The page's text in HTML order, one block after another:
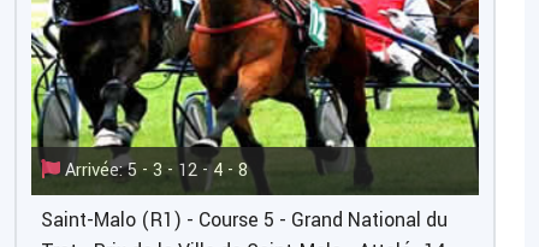
Arrivée: 5 - 3 - 12 - 4 - 8
Saint-Malo (R1) - Course 5 - Grand National du